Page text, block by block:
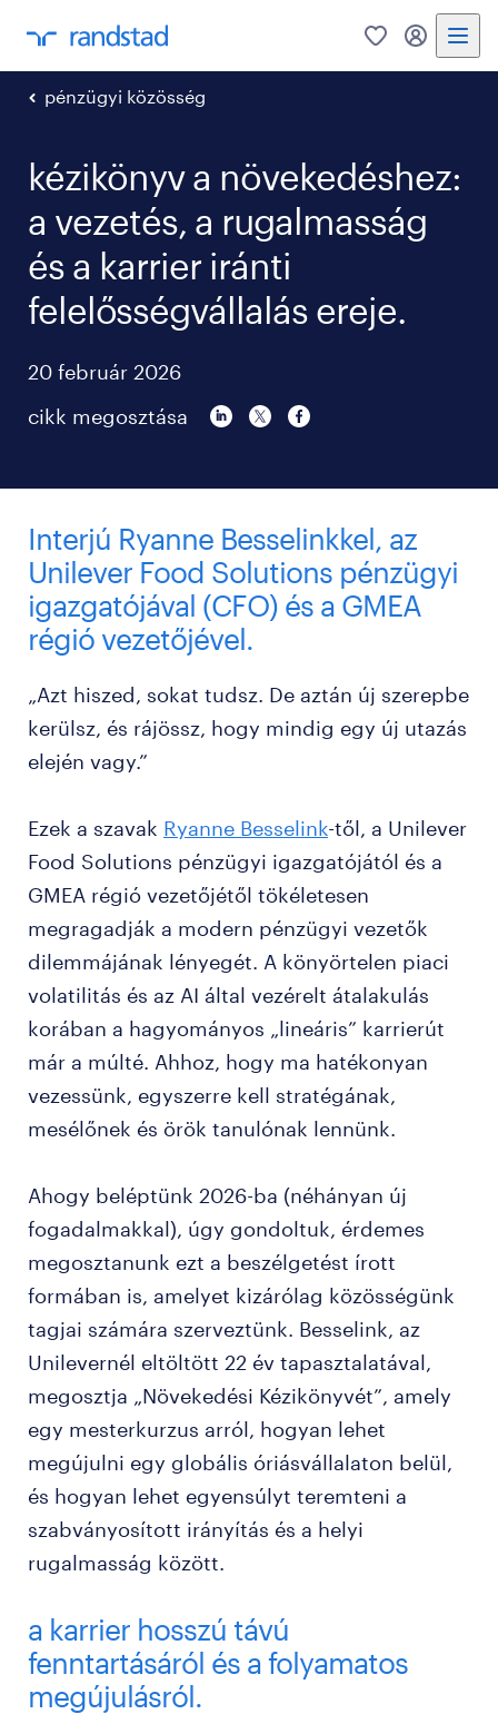
0
pénzügyi közösség
kézikönyv a növekedéshez:
a vezetés, a rugalmasság
és a karrier iránti
felelősségvállalás ereje.
20 február 2026
cikk megosztása
Interjú Ryanne Besselinkkel, az
Unilever Food Solutions pénzügyi
igazgatójával (CFO) és a GMEA
régió vezetőjével.
„Azt hiszed, sokat tudsz. De aztán új szerepbe
kerülsz, és rájössz, hogy mindig egy új utazás
elején vagy.”
Ezek a szavak Ryanne Besselink-től, a Unilever
Food Solutions pénzügyi igazgatójától és a
GMEA régió vezetőjétől tökéletesen
megragadják a modern pénzügyi vezetők
dilemmájának lényegét. A könyörtelen piaci
volatilitás és az AI által vezérelt átalakulás
korában a hagyományos „lineáris” karrierút
már a múlté. Ahhoz, hogy ma hatékonyan
vezessünk, egyszerre kell stratégának,
mesélőnek és örök tanulónak lennünk.
Ahogy beléptünk 2026-ba (néhányan új
fogadalmakkal), úgy gondoltuk, érdemes
megosztanunk ezt a beszélgetést írott
formában is, amelyet kizárólag közösségünk
tagjai számára szerveztünk. Besselink, az
Unilevernél eltöltött 22 év tapasztalatával,
megosztja „Növekedési Kézikönyvét”, amely
egy mesterkurzus arról, hogyan lehet
megújulni egy globális óriásvállalaton belül,
és hogyan lehet egyensúlyt teremteni a
szabványosított irányítás és a helyi
rugalmasság között.
a karrier hosszú távú
fenntartásáról és a folyamatos
megújulásról.